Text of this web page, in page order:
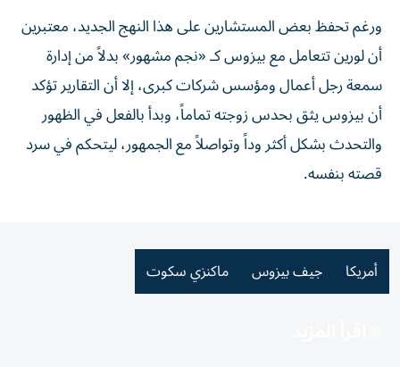
ورغم تحفظ بعض المستشارين على هذا النهج الجديد، معتبرين
أن لورين تتعامل مع بيزوس كـ «نجم مشهور» بدلاً من إدارة
سمعة رجل أعمال ومؤسس شركات كبرى، إلا أن التقارير تؤكد
أن بيزوس يثق بحدس زوجته تماماً، وبدأ بالفعل في الظهور
والتحدث بشكل أكثر وداً وتواصلاً مع الجمهور، ليتحكم في سرد
قصته بنفسه.
أمريكا جيف بيزوس ماكنزي سكوت